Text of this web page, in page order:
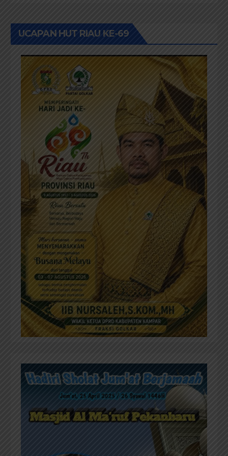
UCAPAN HUT RIAU KE-69